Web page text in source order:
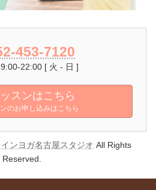
453-7120
22:00 [ 火 - 日 ]
スンはこちら
のお申し込みはこちら
ンヨガ名古屋スタジオ All Rights
Reserved.